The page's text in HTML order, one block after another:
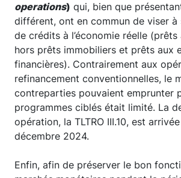
operations) qui, bien que
différent, ont en commun de viser à
de crédits à l’économie réelle (prêts
hors prêts immobiliers et prêts aux
financières). Contrairement aux
refinancement conventionnelles, le
contreparties pouvaient emprunter
programmes ciblés était limité. La
opération, la TLTRO III.10, est
décembre 2024.
Enfin, afin de préserver le bon